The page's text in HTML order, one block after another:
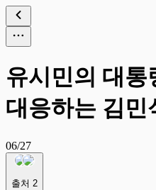
유시민의 대통
대응하는 김민
06/27
출처 2